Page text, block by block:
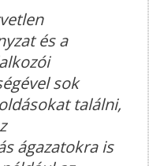
és a
sok
találni,
ágazatokra is